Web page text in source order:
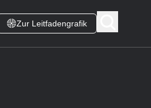
Zur Leitfadengrafik